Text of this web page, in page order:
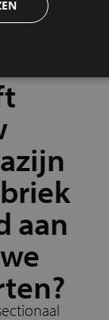
aan